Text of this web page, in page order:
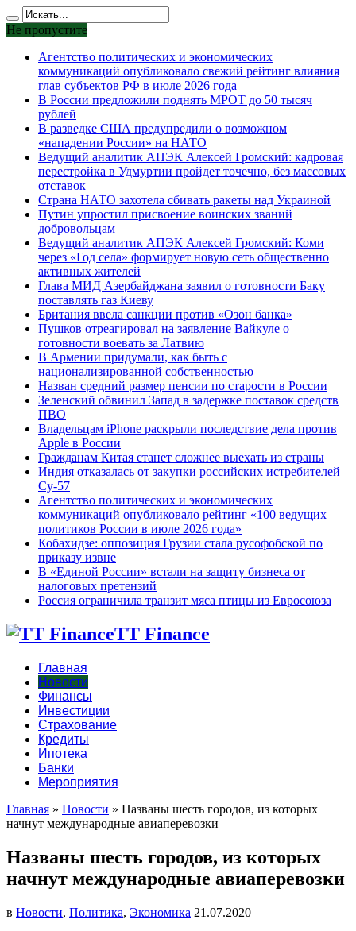
Не пропустите
Агентство политических и экономических
коммуникаций опубликовало свежий рейтинг влияния
глав субъектов РФ в июле 2026 года
В России предложили поднять МРОТ до 50 тысяч
рублей
В разведке США предупредили о возможном
«нападении России» на НАТО
Ведущий аналитик АПЭК Алексей Громский: кадровая
перестройка в Удмуртии пройдет точечно, без массовых
отставок
Страна НАТО захотела сбивать ракеты над Украиной
Путин упростил присвоение воинских званий
добровольцам
Ведущий аналитик АПЭК Алексей Громский: Коми
через «Год села» формирует новую сеть общественно
активных жителей
Глава МИД Азербайджана заявил о готовности Баку
поставлять газ Киеву
Британия ввела санкции против «Озон банка»
Пушков отреагировал на заявление Вайкуле о
готовности воевать за Латвию
В Армении придумали, как быть с
национализированной собственностью
Назван средний размер пенсии по старости в России
Зеленский обвинил Запад в задержке поставок средств
ПВО
Владельцам iPhone раскрыли последствие дела против
Apple в России
Гражданам Китая станет сложнее выехать из страны
Индия отказалась от закупки российских истребителей
Су-57
Агентство политических и экономических
коммуникаций опубликовало рейтинг «100 ведущих
политиков России в июле 2026 года»
Кобахидзе: оппозиция Грузии стала русофобской по
приказу извне
В «Единой России» встали на защиту бизнеса от
налоговых претензий
Россия ограничила транзит мяса птицы из Евросоюза
TT Finance
Главная
Новости
Финансы
Инвестиции
Страхование
Кредиты
Ипотека
Банки
Мероприятия
Главная » Новости » Названы шесть городов, из которых
начнут международные авиаперевозки
Названы шесть городов, из которых
начнут международные авиаперевозки
в Новости, Политика, Экономика 21.07.2020